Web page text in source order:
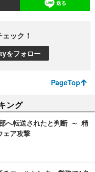
送る
ック！
をフォロー
PageTop
ング
へ転送されたと判断 ～ 精
ェア攻撃